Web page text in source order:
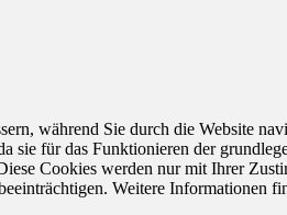
während Sie durch die Website
sie für das Funktionieren der
Cookies werden nur mit Ihrer
Weitere Informationen